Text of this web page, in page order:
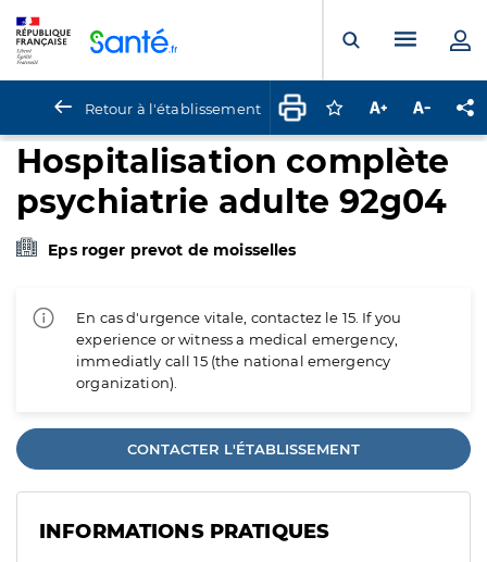
Ouvrir laMenu
Retour à l'établissement Connectez-vous
Augmenter la
Hospitalisation complète
psychiatrie adulte 92g04
Eps roger prevot de moisselles
En cas d'urgence vitale, contactez le 15. If you
experience or witness a medical emergency,
immediatly call 15 (the national emergency
organization).
CONTACTER L'ÉTABLISSEMENT
INFORMATIONS PRATIQUES